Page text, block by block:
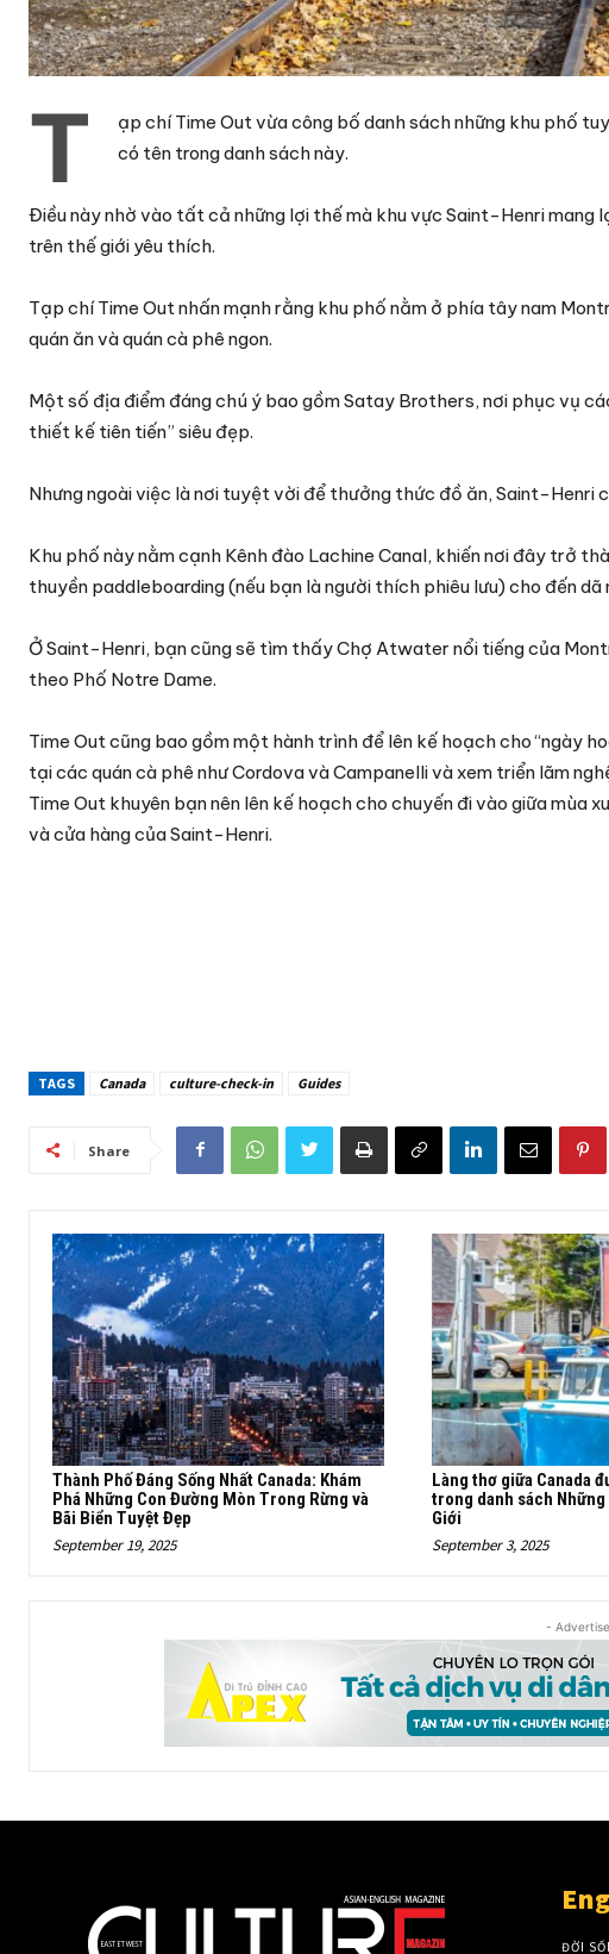
T
ạp chí Time Out vừa công bố danh sách những khu phố
có tên trong danh sách này.
Điều này nhờ vào tất cả những lợi thế mà khu vực Saint-Henri
trên thế giới yêu thích.
Tạp chí Time Out nhấn mạnh rằng khu phố nằm ở phía tây nam
quán ăn và quán cà phê ngon.
Một số địa điểm đáng chú ý bao gồm Satay Brothers, nơi phục vụ
thiết kế tiên tiến” siêu đẹp.
Nhưng ngoài việc là nơi tuyệt vời để thưởng thức đồ ăn, Saint-Henri
Khu phố này nằm cạnh Kênh đào Lachine Canal, khiến nơi đây trở
thuyền paddleboarding (nếu bạn là người thích phiêu lưu) cho đến
Ở Saint-Henri, bạn cũng sẽ tìm thấy Chợ Atwater nổi tiếng của
theo Phố Notre Dame.
Time Out cũng bao gồm một hành trình để lên kế hoạch cho “ngày
tại các quán cà phê như Cordova và Campanelli và xem triển lãm
Time Out khuyên bạn nên lên kế hoạch cho chuyến đi vào giữa mùa
và cửa hàng của Saint-Henri.
TAGS Canada culture-check-in Guides
Share
Thành Phố Đáng Sống Nhất Canada: Khám
Phá Những Con Đường Mòn Trong Rừng và
Bãi Biển Tuyệt Đẹp
September 19, 2025
Làng thơ giữa Canada
trong danh sách
Giới
September 3, 2025
-
ĐỜI